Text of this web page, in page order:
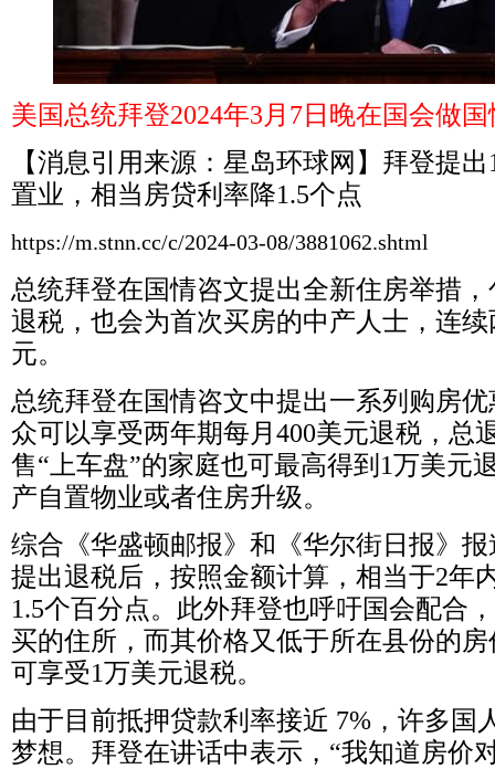
美国总统拜登2024年3 月 7日晚在国会做
【消息引用来源：星岛环球网】拜登提出
置业，相当房贷利率降1.5个点
https://m.stnn.cc/c/2024-03-08/3881062.shtml
总统拜登在国情咨文提出全新住房举措
退税，也会为首次买房的中产人士，连
元。
总统拜登在国情咨文中提出一系列购房
众可以享受两年期每月 400美元退税，总
售“上车盘”的家庭也可最高得到 1万美元
产自置物业或者住房升级。
综合《华盛顿邮报》和《华尔街日报》
提出退税后，按照金额计算，相当于2年
1.5个百分点。此外拜登也呼吁国会配合
买的住所，而其价格又低于所在县份的
可享受1万美元退税。
由于目前抵押贷款利率接近 7% ，许多国
梦想。拜登在讲话中表示，“我知道房价